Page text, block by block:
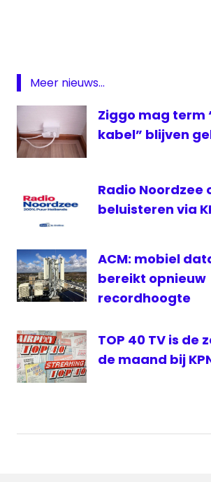
KPN
RTL4
Ruud
de
Wild
Meer nieuws...
Ziggo mag term
kabel” blijven
Radio Noordzee
beluisteren via
ACM: mobiel
bereikt opnieuw
recordhoogte
TOP 40 TV is de
de maand bij